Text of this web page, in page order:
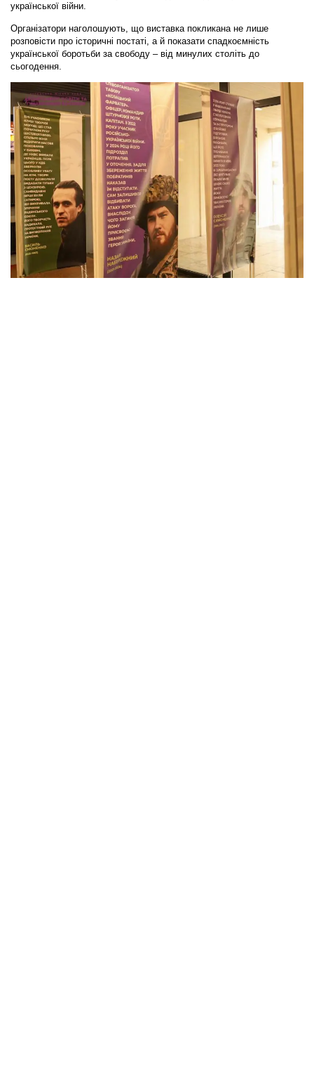
української війни.
Організатори наголошують, що виставка покликана не лише
розповісти про історичні постаті, а й показати спадкоємність
української боротьби за свободу – від минулих століть до
сьогодення.